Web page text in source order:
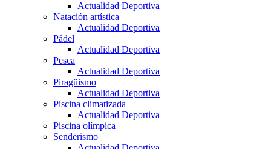
Actualidad Deportiva
Natación artística
Actualidad Deportiva
Pádel
Actualidad Deportiva
Pesca
Actualidad Deportiva
Piragüismo
Actualidad Deportiva
Piscina climatizada
Actualidad Deportiva
Piscina olímpica
Senderismo